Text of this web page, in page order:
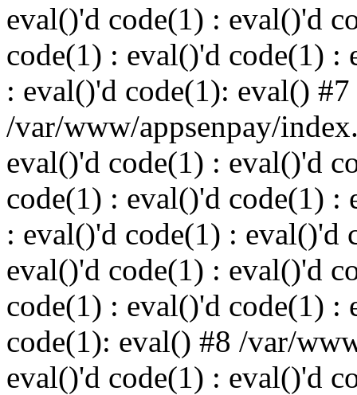
eval()'d code(1) : eval()'d
code(1) : eval()'d code(1) :
: eval()'d code(1): eval() #7
/var/www/appsenpay/
eval()'d code(1) : eval()'d
code(1) : eval()'d code(1) :
: eval()'d code(1) : eval()'d
eval()'d code(1) : eval()'d
code(1) : eval()'d code(1) :
code(1): eval() #8 /var/
eval()'d code(1) : eval()'d